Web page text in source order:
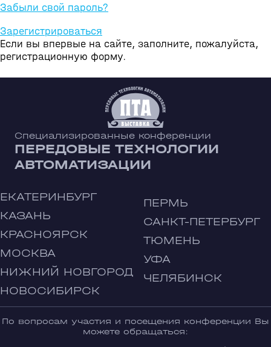
Забыли свой пароль?
Зарегистрироваться
Если вы впервые на сайте, заполните, пожалуйста,
регистрационную форму.
Специализированные конференции
ПЕРЕДОВЫЕ ТЕХНОЛОГИИ
АВТОМАТИЗАЦИИ
ЕКАТЕРИНБУРГ
КАЗАНЬ
КРАСНОЯРСК
МОСКВА
НИЖНИЙ НОВГОРОД
НОВОСИБИРСК
ПЕРМЬ
САНКТ-ПЕТЕРБУРГ
ТЮМЕНЬ
УФА
ЧЕЛЯБИНСК
По вопросам участия и посещения конференции Вы
можете обращаться: